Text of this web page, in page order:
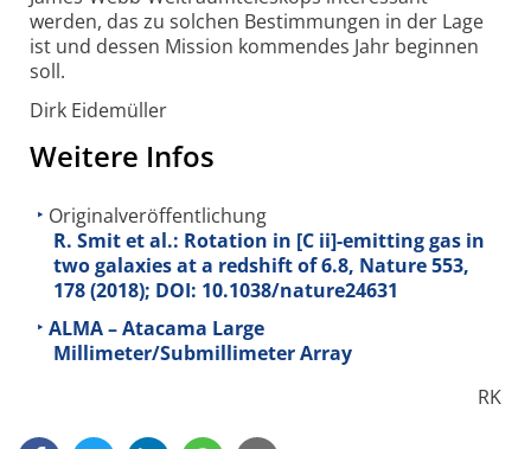
werden, das zu solchen Bestim­mungen in der Lage
ist und dessen Mission kommendes Jahr beginnen
soll.
Dirk Eidemüller
Weitere Infos
Originalveröffentlichung
R. Smit et al.: Rotation in [C ii]-emitting gas in
two galaxies at a redshift of 6.8, Nature 553,
178 (2018); DOI: 10.1038/nature24631
ALMA – Atacama Large
Millimeter/Submillimeter Array
RK